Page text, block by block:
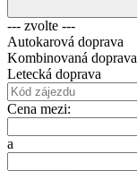
--- zvolte ---
Autokarová doprava
Kombinovaná doprava
Letecká doprava
Cena mezi:
a